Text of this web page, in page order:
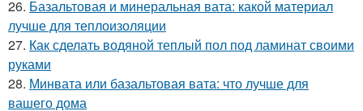
26. Базальтовая и минеральная вата: какой материал
лучше для теплоизоляции
27. Как сделать водяной теплый пол под ламинат своими
руками
28. Минвата или базальтовая вата: что лучше для
вашего дома